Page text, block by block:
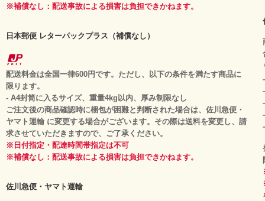
※補償なし：配送事故による損害は負担できかねます。
日本郵便 レターパックプラス（補償なし）
配送料金は全国一律600円です。ただし、以下の条件を満たす商品に
限ります。
- A4封筒に入るサイズ、重量4kg以内、厚み制限なし
ご注文後の商品確認時に梱包が困難と判断された場合は、佐川急便・
ヤマト運輸 に変更する場合がございます。その際は送料を変更し、請
求させていただきますので、ご了承ください。
※日付指定・配達時間帯指定は不可
※補償なし：配送事故による損害は負担できかねます。
佐川急便・ヤマト運輸